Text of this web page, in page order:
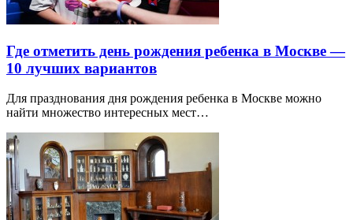
Где отметить день рождения ребенка в Москве —
10 лучших вариантов
Для празднования дня рождения ребенка в Москве можно
найти множество интересных мест…